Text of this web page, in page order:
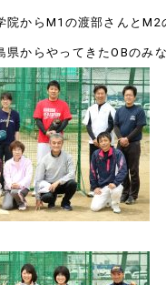
院からM1の渡部さんとM2
県からやってきたOBのみ